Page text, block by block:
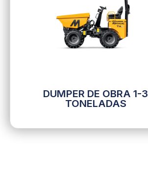
DUMPER DE OBRA 1-3
TONELADAS